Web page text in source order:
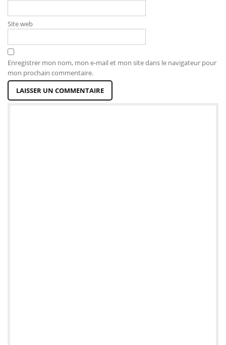
Site web
Enregistrer mon nom, mon e-mail et mon site dans le navigateur pour
mon prochain commentaire.